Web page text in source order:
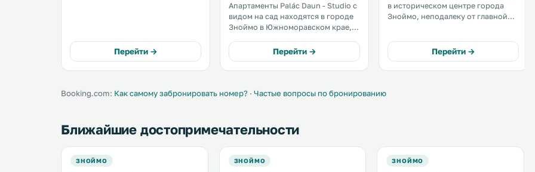
available. .
Перейти →
Апартаменты Palác Daun - Studio с
видом на сад находятся в городе
Зноймо в Южноморавском крае, в
от города Ла-ан-дер-Тайя. К
услугам гостей терраса для загара
и бесплатная частная парковка. .
Перейти →
в историческом центре города
Зноймо, неподалеку от главной
К услугам гостей бесплатный Wi-
Fi, завтрак «шведский стол» и
бесплатная парковка во дворе. .
Перейти →
Booking.com: Как самому забронировать номер? · Частые вопросы по бронированию
Ближайшие достопримечательности
ЗНОЙМО ЗНОЙМО ЗНОЙМО